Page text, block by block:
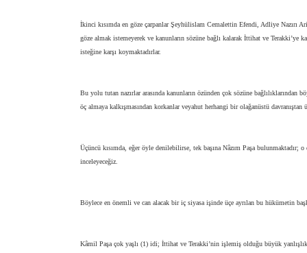
İkinci kısımda en göze çarpanlar Şeyhülislam Cemalettin Efendi, Adliye Nazırı
göze almak istemeyerek ve kanunların sözüne bağlı kalarak İttihat ve Terakki’ye
isteğine karşı koymaktadırlar.
Bu yolu tutan nazırlar arasında kanunların özünden çok sözüne
öç almaya kalkışmasından korkanlar veyahut herhangi bir olağanüstü
Üçüncü kısımda, eğer öyle denilebilirse, tek başına Nâzım Paşa
inceleyeceğiz.
Böylece en önemli ve can alacak bir iç siyasa işinde üçe ayrılan bu hükümetin
Kâmil Paşa çok yaşlı (1) idi; İttihat ve Terakki’nin işlemiş olduğu büyük